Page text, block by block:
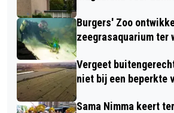
Burgers' Zoo
zeegrasaquarium ter
Vergeet
niet bij een beperkte
Sama Nimma keert